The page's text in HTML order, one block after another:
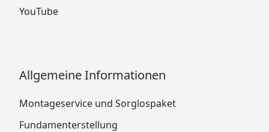
YouTube
Allgemeine Informationen
Montageservice und Sorglospaket
Fundamenterstellung